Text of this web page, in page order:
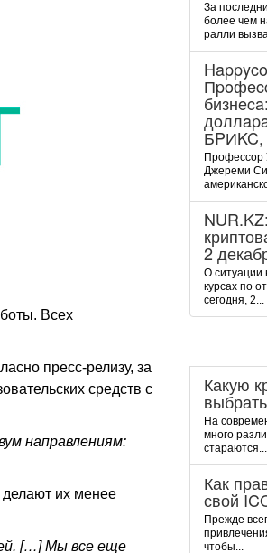
Всех
пресс-релизу, за
средств с
направлениям:
их менее
[…] Мы все еще
За
более чем
ралли
БPИKC,
Пpoфeccop
Джepeми
2
О ситуации
курсах по
сегодня, 2...
Какую
На
много
стараются...
Как
свой
Прежде
чтобы...